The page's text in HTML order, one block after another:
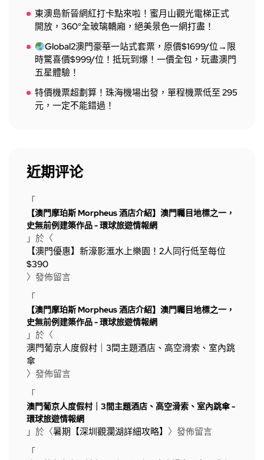
東澳島新晉網紅打卡點來啦！蜜月山觀光電梯正式
開放，360°全玻璃轎廂，絕美景色一網打盡！
Global2澳門豪華一站式套票，原價$1699/位→限
時驚喜價$999/位！抵玩到爆！一價全包，玩盡澳門
五星體驗！
特價機票超劃算！珠海機場出發，單程機票低至 295
元，一定不能錯過！
近期评论
「
【澳門摩珀斯 Morpheus 酒店介紹】澳門矚目地標之一，
史無前例建築作品 - 環球旅遊情報網
」於〈
【澳門優惠】新濠影滙水上樂園！2人同行低至每位
$390
〉發佈留言
「
【澳門摩珀斯 Morpheus 酒店介紹】澳門矚目地標之一，
史無前例建築作品 - 環球旅遊情報網
」於〈
澳門葡京人度假村｜3間主題酒店、高空滑索、室內跳
傘
〉發佈留言
「
澳門葡京人度假村｜3間主題酒店、高空滑索、室內跳傘 -
環球旅遊情報網
」於〈暑期【深圳觀瀾湖詳細攻略】 〉發佈留言
「